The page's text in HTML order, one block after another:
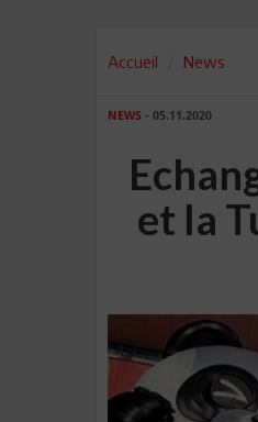
Accueil News
NEWS - 05.11.2020
et la